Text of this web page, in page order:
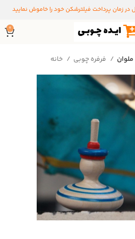
در زمان پرداخت فیلترشکن خود را خاموش نمایید
0
خانه